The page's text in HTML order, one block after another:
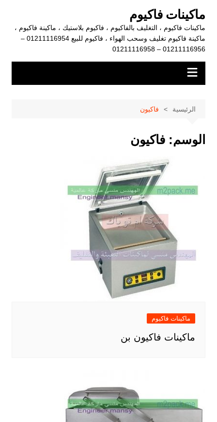
المحتوى
ماكينات فاكيوم
ماكينات فاكيوم ، التغليف بالفاكيوم ، فاكيوم بلاستيك ، ماكينة فاكيوم ،
ماكينة فاكيوم تغليف وسحب الهواء ، فاكيوم للبيع 01211116954 –
01211116956 – 01211116958
الرئيسية فاكيون
الوسم: فاكيون
ماكينات فاكيوم
ماكينات فاكيون بن